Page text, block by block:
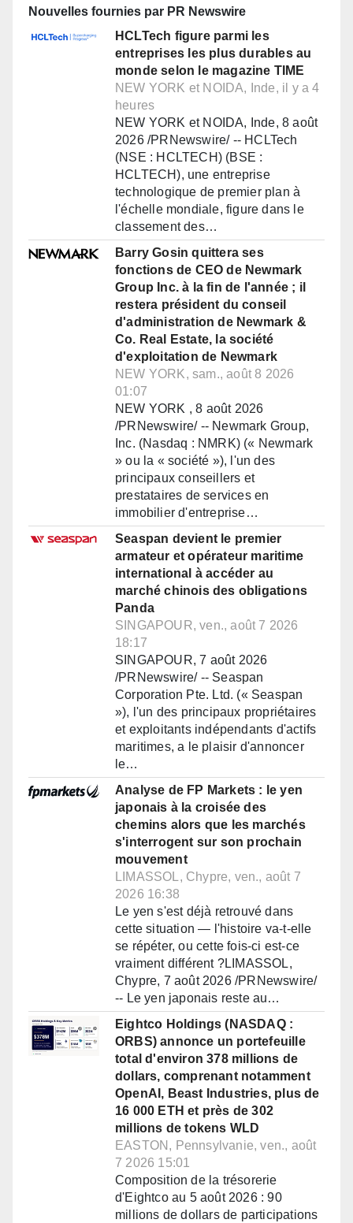
Nouvelles fournies par PR Newswire
HCLTech figure parmi les
entreprises les plus durables au
monde selon le magazine TIME
NEW YORK et NOIDA, Inde, il y a 4
heures
NEW YORK et NOIDA, Inde, 8 août
2026 /PRNewswire/ -- HCLTech
(NSE : HCLTECH) (BSE :
HCLTECH), une entreprise
technologique de premier plan à
l'échelle mondiale, figure dans le
classement des…
Barry Gosin quittera ses
fonctions de CEO de Newmark
Group Inc. à la fin de l'année ; il
restera président du conseil
d'administration de Newmark &
Co. Real Estate, la société
d'exploitation de Newmark
NEW YORK, sam., août 8 2026
01:07
NEW YORK , 8 août 2026
/PRNewswire/ -- Newmark Group,
Inc. (Nasdaq : NMRK) (« Newmark
» ou la « société »), l'un des
principaux conseillers et
prestataires de services en
immobilier d'entreprise…
Seaspan devient le premier
armateur et opérateur maritime
international à accéder au
marché chinois des obligations
Panda
SINGAPOUR, ven., août 7 2026
18:17
SINGAPOUR, 7 août 2026
/PRNewswire/ -- Seaspan
Corporation Pte. Ltd. (« Seaspan
»), l'un des principaux propriétaires
et exploitants indépendants d'actifs
maritimes, a le plaisir d'annoncer
le…
Analyse de FP Markets : le yen
japonais à la croisée des
chemins alors que les marchés
s'interrogent sur son prochain
mouvement
LIMASSOL, Chypre, ven., août 7
2026 16:38
Le yen s'est déjà retrouvé dans
cette situation — l'histoire va-t-elle
se répéter, ou cette fois-ci est-ce
vraiment différent ?LIMASSOL,
Chypre, 7 août 2026 /PRNewswire/
-- Le yen japonais reste au…
Eightco Holdings (NASDAQ :
ORBS) annonce un portefeuille
total d'environ 378 millions de
dollars, comprenant notamment
OpenAI, Beast Industries, plus de
16 000 ETH et près de 302
millions de tokens WLD
EASTON, Pennsylvanie, ven., août
7 2026 15:01
Composition de la trésorerie
d'Eightco au 5 août 2026 : 90
millions de dollars de participations